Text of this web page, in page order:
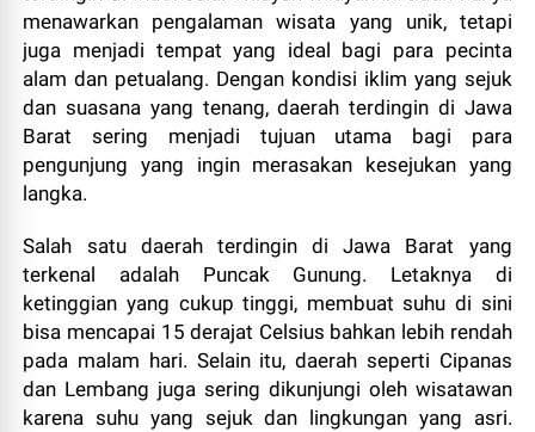
menawarkan pengalaman wisata yang unik, tetapi
juga menjadi tempat yang ideal bagi para pecinta
alam dan petualang. Dengan kondisi iklim yang sejuk
dan suasana yang tenang, daerah terdingin di Jawa
Barat sering menjadi tujuan utama bagi para
pengunjung yang ingin merasakan kesejukan yang
langka.
Salah satu daerah terdingin di Jawa Barat yang
terkenal adalah Puncak Gunung. Letaknya di
ketinggian yang cukup tinggi, membuat suhu di sini
bisa mencapai 15 derajat Celsius bahkan lebih rendah
pada malam hari. Selain itu, daerah seperti Cipanas
dan Lembang juga sering dikunjungi oleh wisatawan
karena suhu yang sejuk dan lingkungan yang asri.